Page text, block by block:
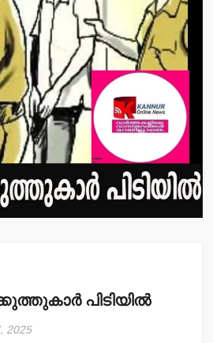
പിടിയില്‍
2025